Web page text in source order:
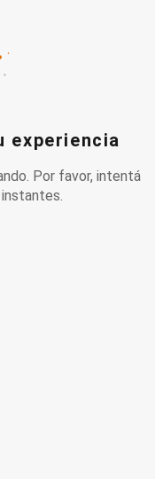
experiencia
Por favor, intentá